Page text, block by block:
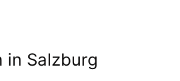
in Salzburg